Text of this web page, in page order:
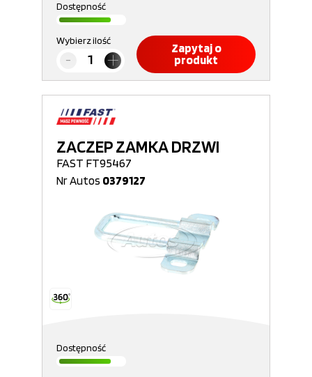
Dostępność
Wybierz ilość
Zapytaj o
produkt
ZACZEP ZAMKA DRZWI
FAST FT95467
Nr Autos 0379127
Dostępność